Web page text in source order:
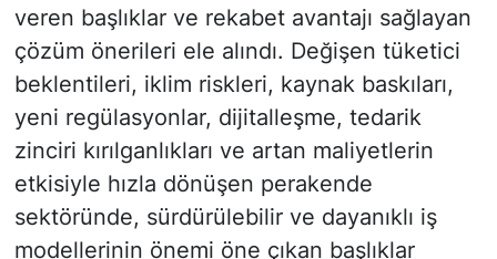
veren başlıklar ve rekabet avantajı sağlayan
çözüm önerileri ele alındı. Değişen tüketici
beklentileri, iklim riskleri, kaynak baskıları,
yeni regülasyonlar, dijitalleşme, tedarik
zinciri kırılganlıkları ve artan maliyetlerin
etkisiyle hızla dönüşen perakende
sektöründe, sürdürülebilir ve dayanıklı iş
modellerinin önemi öne çıkan başlıklar